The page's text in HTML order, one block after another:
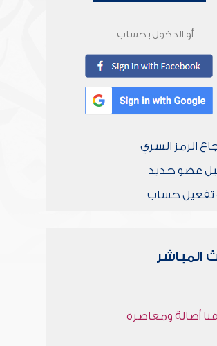
أو الدخول بحساب
الرمز السري
عضو جديد
تفعيل حساب
المباشر
أصالة ومعاصرة